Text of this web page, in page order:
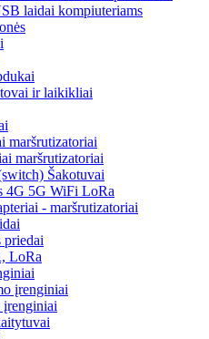
laidai kompiuteriams
ir laikikliai
maršrutizatoriai
maršrutizatoriai
Šakotuvai
4G 5G WiFi LoRa
- maršrutizatoriai
priedai
LoRa
įrenginiai